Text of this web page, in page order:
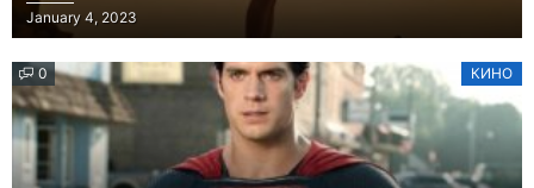
January 4, 2023
0 КИНО